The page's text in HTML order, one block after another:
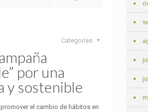
Categorías
por una
y sostenible
el cambio de hábitos en